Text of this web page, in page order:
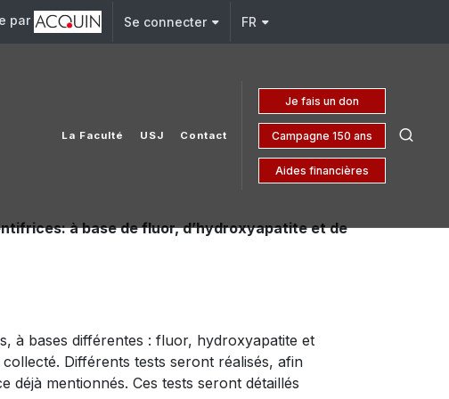
par Se connecter FR
Je fais un don
Campagne 150 ans
Aides financières
La Faculté USJ Contact
à base de fluor, d’hydroxyapatite et de
à bases différentes : fluor, hydroxyapatite et
Différents tests seront réalisés, afin
déjà mentionnés. Ces tests seront détaillés